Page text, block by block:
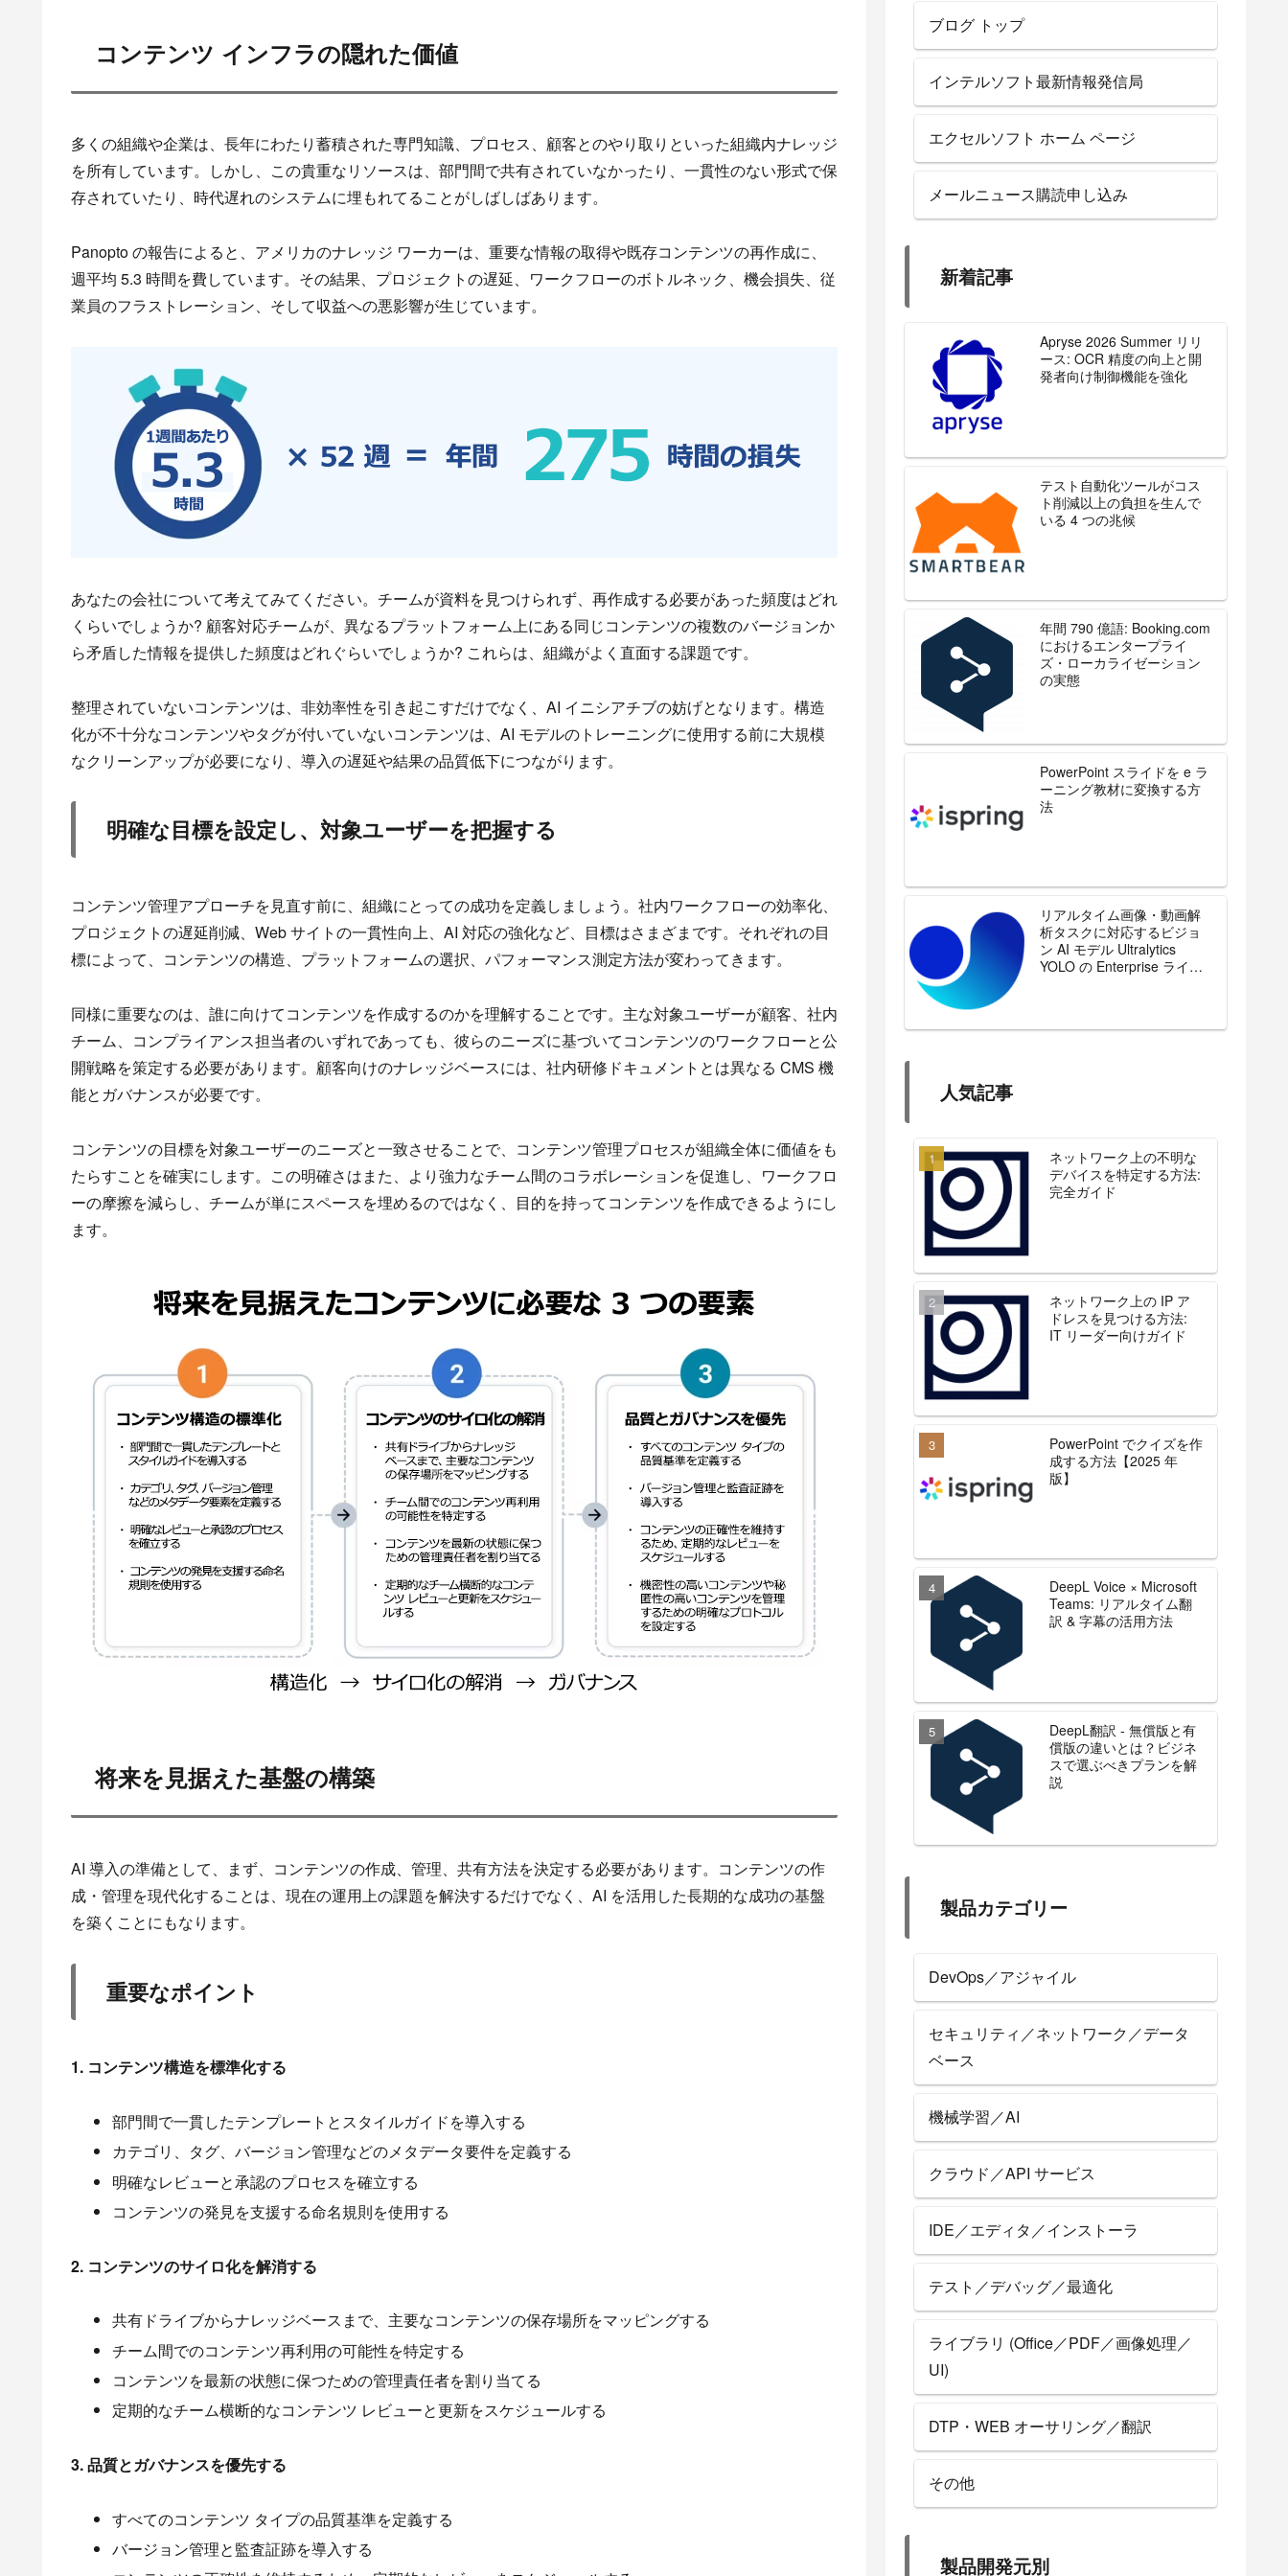
コンテンツ インフラの隠れた価値
多くの組織や企業は、長年にわたり蓄積された専門知識、プロセス、顧客とのやり取りといった組織内ナレッジ
を所有しています。しかし、この貴重なリソースは、部門間で共有されていなかったり、一貫性のない形式で保
存されていたり、時代遅れのシステムに埋もれてることがしばしばあります。
Panopto の報告によると、アメリカのナレッジ ワーカーは、重要な情報の取得や既存コンテンツの再作成に、
週平均 5.3 時間を費しています。その結果、プロジェクトの遅延、ワークフローのボトルネック、機会損失、従
業員のフラストレーション、そして収益への悪影響が生じています。
あなたの会社について考えてみてください。チームが資料を見つけられず、再作成する必要があった頻度はどれ
くらいでしょうか? 顧客対応チームが、異なるプラットフォーム上にある同じコンテンツの複数のバージョンか
ら矛盾した情報を提供した頻度はどれぐらいでしょうか? これらは、組織がよく直面する課題です。
整理されていないコンテンツは、非効率性を引き起こすだけでなく、AI イニシアチブの妨げとなります。構造
化が不十分なコンテンツやタグが付いていないコンテンツは、AI モデルのトレーニングに使用する前に大規模
なクリーンアップが必要になり、導入の遅延や結果の品質低下につながります。
明確な目標を設定し、対象ユーザーを把握する
コンテンツ管理アプローチを見直す前に、組織にとっての成功を定義しましょう。社内ワークフローの効率化、
プロジェクトの遅延削減、Web サイトの一貫性向上、AI 対応の強化など、目標はさまざまです。それぞれの目
標によって、コンテンツの構造、プラットフォームの選択、パフォーマンス測定方法が変わってきます。
同様に重要なのは、誰に向けてコンテンツを作成するのかを理解することです。主な対象ユーザーが顧客、社内
チーム、コンプライアンス担当者のいずれであっても、彼らのニーズに基づいてコンテンツのワークフローと公
開戦略を策定する必要があります。顧客向けのナレッジベースには、社内研修ドキュメントとは異なる CMS 機
能とガバナンスが必要です。
コンテンツの目標を対象ユーザーのニーズと一致させることで、コンテンツ管理プロセスが組織全体に価値をも
たらすことを確実にします。この明確さはまた、より強力なチーム間のコラボレーションを促進し、ワークフロ
ーの摩擦を減らし、チームが単にスペースを埋めるのではなく、目的を持ってコンテンツを作成できるようにし
ます。
将来を見据えた基盤の構築
AI 導入の準備として、まず、コンテンツの作成、管理、共有方法を決定する必要があります。コンテンツの作
成・管理を現代化することは、現在の運用上の課題を解決するだけでなく、AI を活用した長期的な成功の基盤
を築くことにもなります。
重要なポイント
1. コンテンツ構造を標準化する
部門間で一貫したテンプレートとスタイルガイドを導入する
カテゴリ、タグ、バージョン管理などのメタデータ要件を定義する
明確なレビューと承認のプロセスを確立する
コンテンツの発見を支援する命名規則を使用する
2. コンテンツのサイロ化を解消する
共有ドライブからナレッジベースまで、主要なコンテンツの保存場所をマッピングする
チーム間でのコンテンツ再利用の可能性を特定する
コンテンツを最新の状態に保つための管理責任者を割り当てる
定期的なチーム横断的なコンテンツ レビューと更新をスケジュールする
3. 品質とガバナンスを優先する
すべてのコンテンツ タイプの品質基準を定義する
バージョン管理と監査証跡を導入する
ブログ トップ
インテルソフト最新情報発信局
エクセルソフト ホーム ページ
メールニュース購読申し込み
新着記事
Apryse 2026 Summer リリ
ース: OCR 精度の向上と開
発者向け制御機能を強化
テスト自動化ツールがコス
ト削減以上の負担を生んで
いる 4 つの兆候
年間 790 億語: Booking.com
におけるエンタープライ
ズ・ローカライゼーション
の実態
PowerPoint スライドを e ラ
ーニング教材に変換する方
法
リアルタイム画像・動画解
析タスクに対応するビジョ
ン AI モデル Ultralytics
YOLO の Enterprise ライセ
人気記事
ネットワーク上の不明な
デバイスを特定する方法:
完全ガイド
ネットワーク上の IP ア
ドレスを見つける方法:
IT リーダー向けガイド
PowerPoint でクイズを作
成する方法【2025 年
版】
DeepL Voice × Microsoft
Teams: リアルタイム翻
訳 & 字幕の活用方法
DeepL翻訳 - 無償版と有
償版の違いとは？ビジネ
スで選ぶべきプランを解
説
製品カテゴリー
DevOps／アジャイル
セキュリティ／ネットワーク／データ
ベース
機械学習／AI
クラウド／API サービス
IDE／エディタ／インストーラ
テスト／デバッグ／最適化
ライブラリ (Office／PDF／画像処理／
UI)
DTP・WEB オーサリング／翻訳
その他
製品開発元別